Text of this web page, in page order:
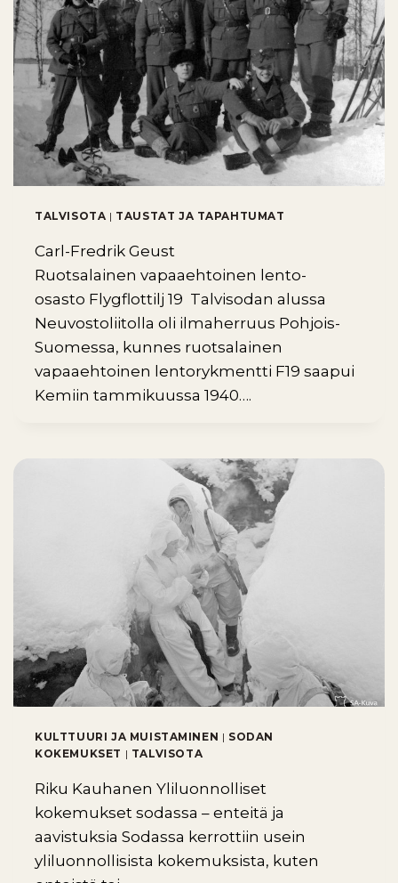
TALVISOTA | TAUSTAT JA TAPAHTUMAT
Carl-Fredrik Geust
Ruotsalainen vapaaehtoinen lento-
osasto Flygflottilj 19 Talvisodan alussa
Neuvostoliitolla oli ilmaherruus Pohjois-
Suomessa, kunnes ruotsalainen
vapaaehtoinen lentorykmentti F19 saapui
Kemiin tammikuussa 1940….
KULTTUURI JA MUISTAMINEN | SODAN
KOKEMUKSET | TALVISOTA
Riku Kauhanen Yliluonnolliset
kokemukset sodassa – enteitä ja
aavistuksia Sodassa kerrottiin usein
yliluonnollisista kokemuksista, kuten